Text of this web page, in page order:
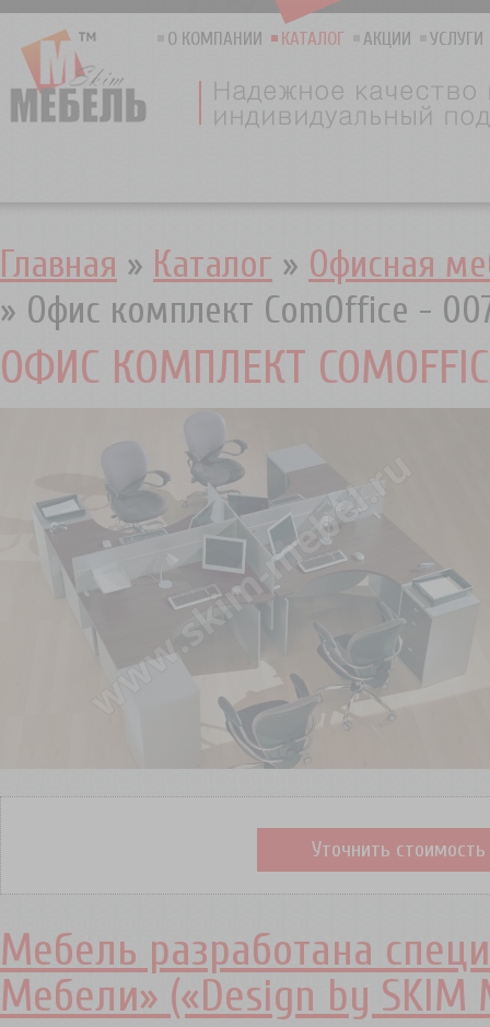
О КОМПАНИИ КАТАЛОГ АКЦИИ УСЛУГИ
Главная » Каталог » Офисная
» Офис комплект ComOffice -
ОФИС КОМПЛЕКТ
Уточнить стоимость
Мебель разработана
Мебели» («Design by SKIM